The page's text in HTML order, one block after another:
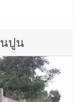
ปูน